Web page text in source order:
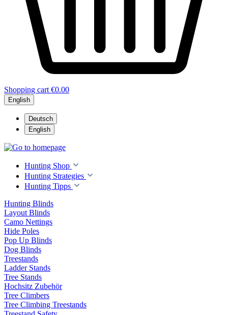
Shopping cart €0.00
English
Deutsch
English
Hunting Shop
Hunting Strategies
Hunting Tipps
Hunting Blinds
Layout Blinds
Camo Nettings
Hide Poles
Pop Up Blinds
Dog Blinds
Treestands
Ladder Stands
Tree Stands
Hochsitz Zubehör
Tree Climbers
Tree Climbing Treestands